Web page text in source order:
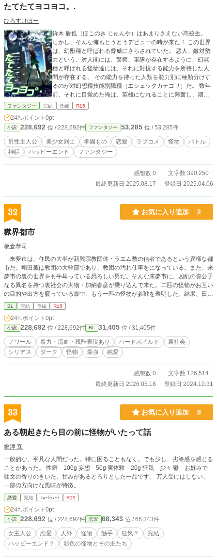
たてたてヨコヨコ。.
ひろすけほー
鉾木 盾也（ほこのき じゅんや）はあまりさえない高校生。
しかし、そんな俺もとうとうデビューの時が来た！ この世界
は、幻獣種と呼ばれる脅威にさらされていた。 悪人、敵対勢
力という、対人間には、警察、軍隊が存在するように、幻獣
種と呼ばれる怪物達には、それに対抗する能力を所持した人
間が存在する。 その能力を持った人類を能力別に種類分けす
るのが対幻想種技能別職種（エシェックカテゴリ）だ。 数年
前、それに目覚めた俺は、英雄になれることに興奮し、期待
に胸を膨らませていたものだった。 そして、判定された俺の
ォルジュ）？ ……えっ？ なんだって？ 俺の幻想職種（カテ
ゴリ）は……盾！ たて？盾って装備品だろ！ってか無機物じ
ゃねぇか！ そうして俺は、正真正銘の英雄候補である異国の
戦士（ソルディア）、羽咲（うさぎ）・ヨーコ・ クイーゼル
と名乗る訳あり美少女に巻き込まれ、強制的に身の丈に合わ
無理だって……こ、棍棒は……いやーーーーー 鉾木 盾也（ほ
ファンタジー 完結 長編 R15
24h.ポイント 0pt
小説 228,692 位 / 228,692件 ファンタジー 53,285 位 / 53,285件
男性主人公 美少女剣士 学園もの 恋愛 ラブコメ 怪物
バトル
神話
ハッピーエンド ファンタジー
感想数 0
文字数 390,250
最終更新日 2025.08.17
登録日 2025.04.06
32 お気に入り追加 2
獄界都市
板倉恭司
来夢市は、住民の大半が新興宗教団体・ラエム教の信者であるという異様な都
市だ。剛田薫は教団の大幹部であり、教団の汚れ仕事をになっている。また、来
夢市の裏の世界をも牛耳っている恐ろしい男だ。そんな来夢市に、凶乱の貴公子
なる異名を持つ裏社会の大物・加納春彦が乗り込んで来た。二匹の怪物がお互い
の目的や出方を窺っている最中、もう一匹の怪物が参戦を表明した。結果、日本
の犯罪史上でも類を見ない恐ろしい事件が起きてしまう── （注）人体を損壊さ
せたり、切断したりといった残酷な描写が多いです。苦手な人は読まないことを
オススメします。
BL 完結 長編 R15
24h.ポイント 0pt
小説 228,692 位 / 228,692件 BL 31,405 位 / 31,405件
ノワール 暴力・流血・残酷表現あり ハードボイルド
裏社会
シリアス
ダーク 怪物 最強 純愛
感想数 0
文字数 126,514
最終更新日 2026.05.18
登録日 2024.10.31
33 お気に入り追加 8
ある朝起きたら目の前に怪物がいたって話
継津 互
一般的な、平凡な人間だった。特に困ることもなく。でも少し、劣等感を感じる
ことがあった。 性癖 100g 妄想 50g 実体験 20g 狂気 少々 鬱 お好みで
駄文の香りのきいた、甘みがあるとろりとした一品です。 万人受けはしない、
一部の方向けな風味が特徴。
恋愛 完結 ｼｮｰﾄｼｮｰﾄ R15
24h.ポイント 0pt
小説 228,692 位 / 228,692件 恋愛 66,343 位 / 66,343件
女主人公 恋愛 人外 怪物 触手 狂気？
完結
ハッピーエンド？
影色の怪物とその主たち